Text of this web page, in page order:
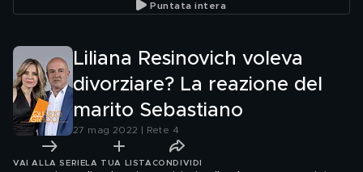
Puntata intera
Liliana Resinovich voleva
divorziare? La reazione del
marito Sebastiano
27 mag 2022 | Rete 4
VAI ALLA SERIE LA TUA LISTA CONDIVIDI